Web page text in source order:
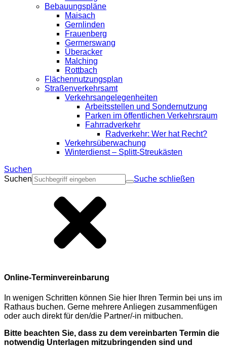
Bebauungspläne
Maisach
Gernlinden
Frauenberg
Germerswang
Überacker
Malching
Rottbach
Flächennutzungsplan
Straßenverkehrsamt
Verkehrsangelegenheiten
Arbeitsstellen und Sondernutzung
Parken im öffentlichen Verkehrsraum
Fahrradverkehr
Radverkehr: Wer hat Recht?
Verkehrsüberwachung
Winterdienst – Splitt-Streukästen
Suchen
Suchen
Suche schließen
Online-Terminvereinbarung
In wenigen Schritten können Sie hier Ihren Termin bei uns im
Rathaus buchen. Gerne mehrere Anliegen zusammenfügen
oder auch direkt für den/die Partner/-in mitbuchen.
Bitte beachten Sie, dass zu dem vereinbarten Termin die
notwendig Unterlagen mitzubringenden sind und